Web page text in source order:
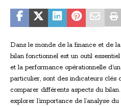
Dans le monde de la finance et de la
bilan fonctionnel est un outil
et la performance opérationnelle
particulier, sont des indicateurs clés
comparer différents aspects du
explorer l’importance de l’analyse